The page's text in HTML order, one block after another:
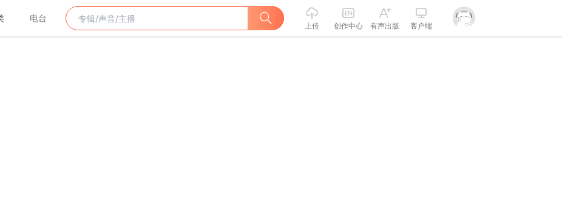
电台
上传 创作中心 有声出版 客户端